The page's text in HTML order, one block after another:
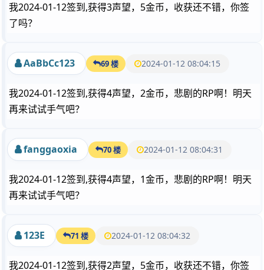
我2024-01-12签到,获得3声望，5金币，收获还不错，你签
了吗？
AaBbCc123 69 楼 2024-01-12 08:04:15
我2024-01-12签到,获得4声望，2金币，悲剧的RP啊！明天
再来试试手气吧？
fanggaoxia 70 楼 2024-01-12 08:04:31
我2024-01-12签到,获得4声望，1金币，悲剧的RP啊！明天
再来试试手气吧？
123E 71 楼 2024-01-12 08:04:32
我2024-01-12签到,获得2声望，5金币，收获还不错，你签